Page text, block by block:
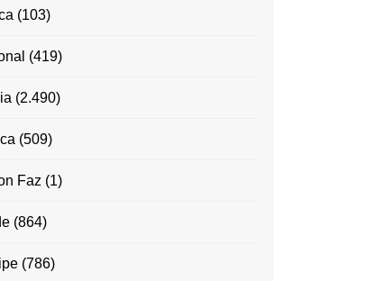
(103)
(419)
(2.490)
(509)
Faz (1)
(864)
(786)